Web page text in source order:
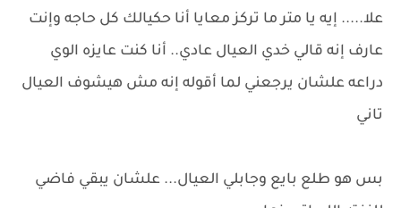
علا..... إيه يا متر ما تركز معايا أنا حكيالك كل حاجه وإنت
عارف إنه قالي خدي العيال عادي.. أنا كنت عايزه الوي
دراعه علشان يرجعني لما أقوله إنه مش هيشوف العيال
تاني
بس هو طلع بايع وجابلي العيال... علشان يبقي فاضي